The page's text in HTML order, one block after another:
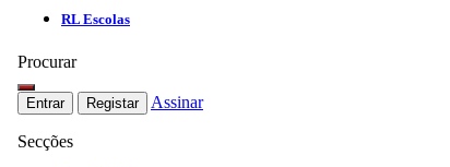
RL Escolas
Procurar
Entrar Registar Assinar
Secções